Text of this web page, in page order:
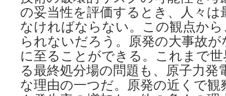
の妥当性を評価するとき、人々
なければならない。この観点か
られないだろう。原発の大事故
に至ることができる。これまで
る最終処分場の問題も、原子力
な理由の一つだ。原発の近くで